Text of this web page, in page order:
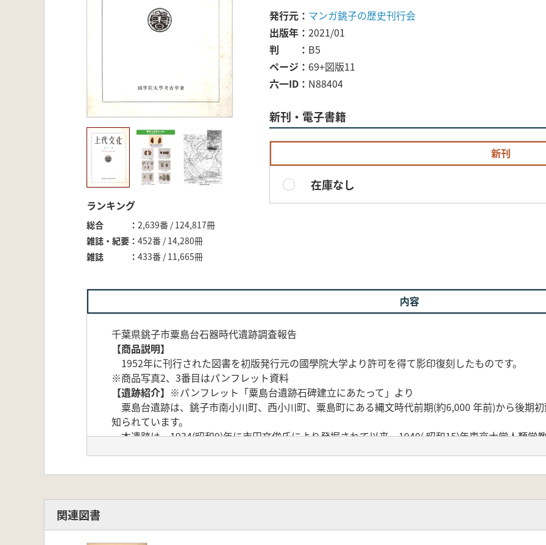
ランキング
総合
2,639番 / 124,817冊
雑誌・紀要
452番 / 14,280冊
雑誌
433番 / 11,665冊
発行元
マンガ銚子の歴史刊行会
出版年
2021/01
判
B5
ページ
69+図版11
六一ID
N88404
新刊・電子書籍
新刊
在庫なし
内容
千葉県銚子市粟島台石器時代遺跡調査報告
【商品説明】
1952年に刊行された図書を初版発行元の國學院大学より許可を得て影印復刻したものです。
※商品写真2、3番目はパンフレット資料
【遺跡紹介】 ※パンフレット「粟島台遺跡石碑建立にあたって」より
粟島台遺跡は、銚子市南小川町、西小川町、粟島町にある縄文時代前期(約6,000 年前)から後期
知られています。
本遺跡は、1934(昭和9)年に吉田文俊氏により発掘されて以来、1940( 昭和15)年東京大学人類学
學院大学大場磐雄博士による総合的な学術調査が行われました。さらに、1973・1975(昭和48・
石を加工した玉の未成品や剥片、砕片などが出土し、縄文時代中期の琥珀玉の生産遺跡として注目
関連図書